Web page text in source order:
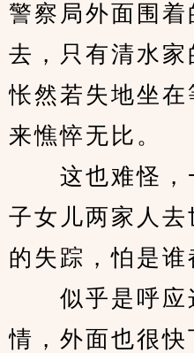
警察局外面围
去，只有清水
怅然若失地坐
来憔悴无比。
这也难怪，
子女儿两家人
的失踪，怕是谁
似乎是呼应
情，外面也很快